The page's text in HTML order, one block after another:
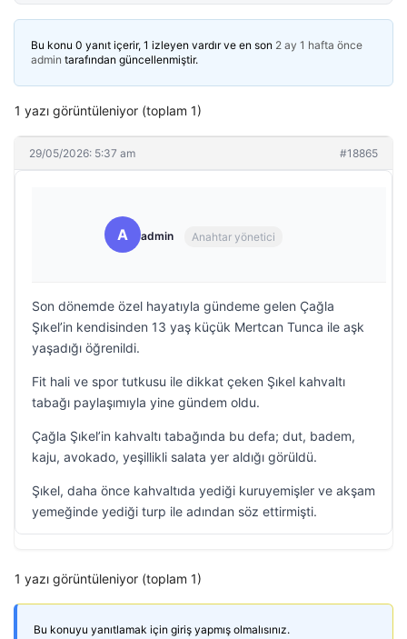
Bu konu 0 yanıt içerir, 1 izleyen vardır ve en son 2 ay 1 hafta önce
admin tarafından güncellenmiştir.
1 yazı görüntüleniyor (toplam 1)
29/05/2026: 5:37 am #18865
A admin Anahtar yönetici
Son dönemde özel hayatıyla gündeme gelen Çağla
Şıkel’in kendisinden 13 yaş küçük Mertcan Tunca ile aşk
yaşadığı öğrenildi.
Fit hali ve spor tutkusu ile dikkat çeken Şıkel kahvaltı
tabağı paylaşımıyla yine gündem oldu.
Çağla Şıkel’in kahvaltı tabağında bu defa; dut, badem,
kaju, avokado, yeşillikli salata yer aldığı görüldü.
Şıkel, daha önce kahvaltıda yediği kuruyemişler ve akşam
yemeğinde yediği turp ile adından söz ettirmişti.
1 yazı görüntüleniyor (toplam 1)
Bu konuyu yanıtlamak için giriş yapmış olmalısınız.